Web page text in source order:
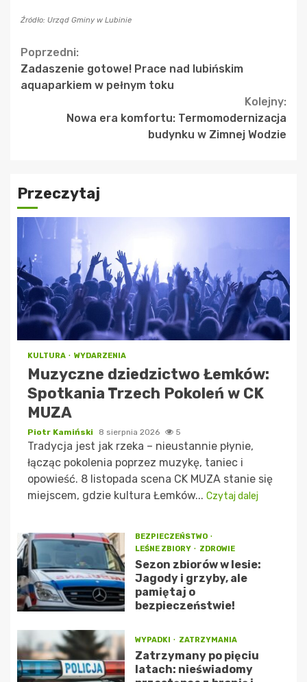
Źródło: Urząd Gminy w Lubinie
Continue
Reading
Poprzedni:
Zadaszenie gotowe! Prace nad lubińskim
aquaparkiem w pełnym toku
Kolejny:
Nowa era komfortu: Termomodernizacja
budynku w Zimnej Wodzie
Przeczytaj
KULTURA WYDARZENIA
Muzyczne dziedzictwo Łemków:
Spotkania Trzech Pokoleń w CK
MUZA
Piotr Kamiński 8 sierpnia 2026 5
Tradycja jest jak rzeka – nieustannie płynie,
łącząc pokolenia poprzez muzykę, taniec i
opowieść. 8 listopada scena CK MUZA stanie się
miejscem, gdzie kultura Łemków... Czytaj dalej
BEZPIECZEŃSTWO
LEŚNE ZBIORY
ZDROWIE
Sezon zbiorów w lesie:
Jagody i grzyby, ale
pamiętaj o
bezpieczeństwie!
WYPADKI ZATRZYMANIA
Zatrzymany po pięciu
latach: nieświadomy